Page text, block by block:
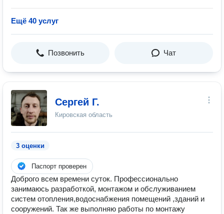
Ещё 40 услуг
Позвонить Чат
Сергей Г.
Кировская область
3 оценки
Паспорт проверен
Доброго всем времени суток. Профессионально
занимаюсь разработкой, монтажом и обслуживанием
систем отопления,водоснабжения помещений ,зданий и
сооружений. Так же выполняю работы по монтажу